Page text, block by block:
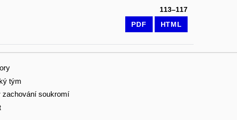
113–117
PDF HTML
tým
zachování soukromí